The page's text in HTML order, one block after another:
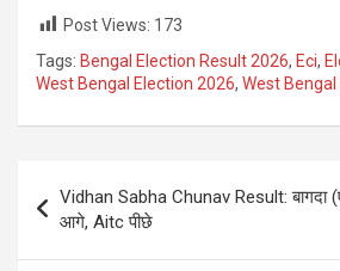
Post Views: 173
Tags: Bengal Election Result 2026, Eci,
West Bengal Election 2026, West
navigation
Vidhan Sabha Chunav Result: बागदा
आगे, Aitc पीछे